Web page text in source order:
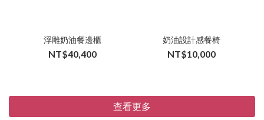
浮雕奶油餐邊櫃
NT$40,400
奶油設計感餐椅
NT$10,000
查看更多